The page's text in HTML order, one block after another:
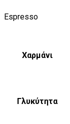
Espresso
Χαρμάνι
Γλυκύτητα